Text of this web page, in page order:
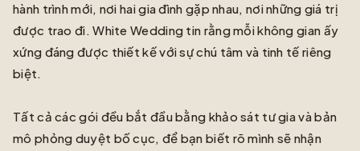
hành trình mới, nơi hai gia đình gặp nhau, nơi những giá trị
được trao đi. White Wedding tin rằng mỗi không gian ấy
xứng đáng được thiết kế với sự chú tâm và tinh tế riêng
biệt.
Tất cả các gói đều bắt đầu bằng khảo sát tư gia và bản
mô phỏng duyệt bố cục, để bạn biết rõ mình sẽ nhận